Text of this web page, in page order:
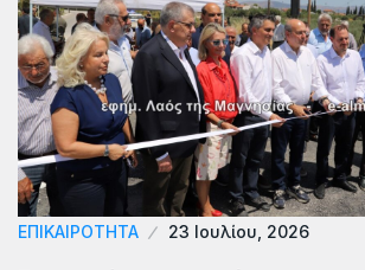
ΕΠΙΚΑΙΡΟΤΗΤΑ 23 Ιουλίου, 2026